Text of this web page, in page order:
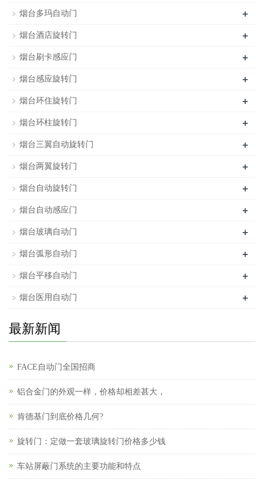
烟台多玛自动门 +
烟台酒店旋转门 +
烟台刷卡感应门 +
烟台感应旋转门 +
烟台环住旋转门 +
烟台环柱旋转门 +
烟台三翼自动旋转门 +
烟台两翼旋转门 +
烟台自动旋转门 +
烟台自动感应门 +
烟台玻璃自动门 +
烟台弧形自动门 +
烟台平移自动门 +
烟台医用自动门 +
最新新闻
FACE自动门全国招商
铝合金门的外观一样，价格却相差甚大，
肯德基门到底价格几何?
旋转门：定做一套玻璃旋转门价格多少钱
车站屏蔽门系统的主要功能和特点